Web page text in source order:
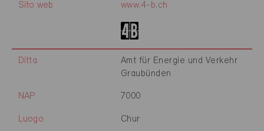
Sito web www.4-b.ch
Ditta
Amt für Energie und Verkehr
Graubünden
NAP 7000
Luogo Chur